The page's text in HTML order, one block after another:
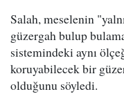
Salah, meselenin
güzergah bulup
sistemindeki aynı
koruyabilecek bir
olduğunu söyledi.